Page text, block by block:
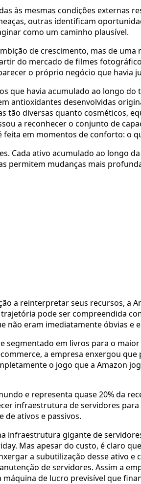
às mesmas condições externas
outras identificam
como um caminho plausível.
de crescimento, mas de
do mercado de filmes
o próprio negócio que havia
que havia acumulado ao longo
antioxidantes desenvolvidas
diversas quanto cosméticos,
a reconhecer o conjunto de
em momentos de conforto: o
Cada ativo acumulado ao longo
permitem mudanças mais
a reinterpretar seus recursos, a
pode ser compreendida
eram imediatamente óbvias
segmentado em livros para o
a empresa enxergou
o jogo que a Amazon
e representa quase 20% da
infraestrutura de servidores
de ativos e passivos.
infraestrutura gigante de
Mas apesar do custo, é claro
a subutilização desse
de servidores. Assim a
de lucro previsível que